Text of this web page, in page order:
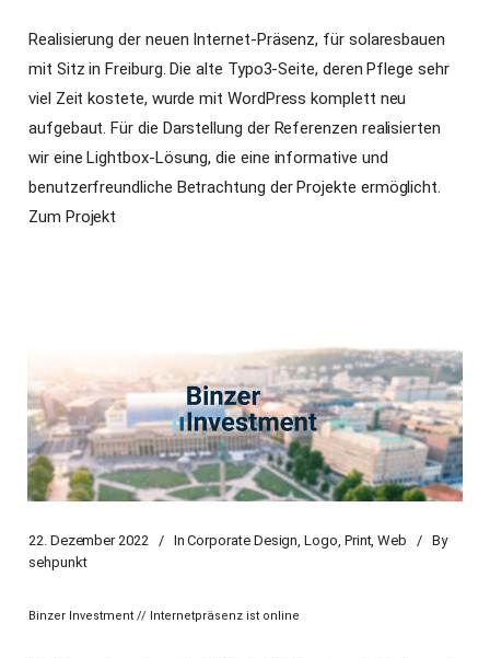
Realisierung der neuen Internet-Präsenz, für solaresbauen
mit Sitz in Freiburg. Die alte Typo3-Seite, deren Pflege sehr
viel Zeit kostete, wurde mit WordPress komplett neu
aufgebaut. Für die Darstellung der Referenzen realisierten
wir eine Lightbox-Lösung, die eine informative und
benutzerfreundliche Betrachtung der Projekte ermöglicht.
Zum Projekt
22. Dezember 2022 In Corporate Design,Logo, Print,Web
By
sehpunkt
Binzer Investment // Internetpräsenz ist online